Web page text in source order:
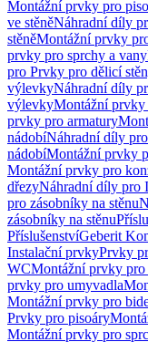
Montážní prvky pro
ve stěněNáhradní díly
stěněMontážní prvky
prvky pro sprchy a vany
pro Prvky pro dělicí
výlevkyNáhradní díly
výlevkyMontážní prvky
prvky pro armatury
nádobíNáhradní díly
nádobíMontážní prvky
Montážní prvky pro
dřezyNáhradní díly pro
pro zásobníky na stěnu
zásobníky na stěnu
PříslušenstvíGeberit
Instalační prvkyPrvky
WCMontážní prvky pro
prvky pro umyvadla
Montážní prvky pro
Prvky pro pisoáry
Montážní prvky pro